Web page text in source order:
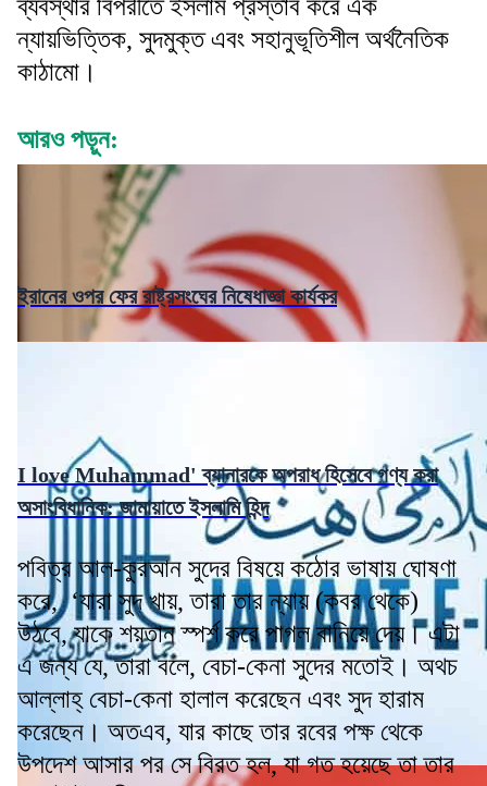
ব্যবস্থার বিপরীতে ইসলাম প্রস্তাব করে এক
ন্যায়ভিত্তিক, সুদমুক্ত এবং সহানুভূতিশীল অর্থনৈতিক
কাঠামো।
আরও পড়ুন:
ইরানের ওপর ফের রাষ্ট্রসংঘের নিষেধাজ্ঞা কার্যকর
I love Muhammad' ব্যানারকে অপরাধ হিসেবে গণ্য করা
অসাংবিধানিক: জামায়াতে ইসলামি হিন্দ
পবিত্র আল-কুরআন সুদের বিষয়ে কঠোর ভাষায় ঘোষণা
করে, ‘যারা সুদ খায়, তারা তার ন্যায় (কবর থেকে)
উঠবে, যাকে শয়তান স্পর্শ করে পাগল বানিয়ে দেয়। এটা
এ জন্য যে, তারা বলে, বেচা-কেনা সুদের মতোই। অথচ
আল্লাহ্ বেচা-কেনা হালাল করেছেন এবং সুদ হারাম
করেছেন। অতএব, যার কাছে তার রবের পক্ষ থেকে
উপদেশ আসার পর সে বিরত হল, যা গত হয়েছে তা তার